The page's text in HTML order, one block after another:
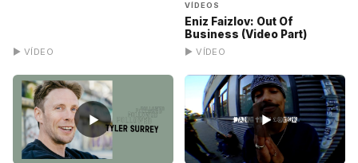
▶ VÍDEO
VÍDEOS
Eniz Faizlov: Out Of
Business (Video Part)
▶ VÍDEO
▶ ▶